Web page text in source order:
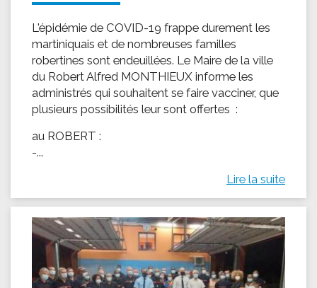
L'épidémie de COVID-19 frappe durement les
martiniquais et de nombreuses familles
robertines sont endeuillées. Le Maire de la ville
du Robert Alfred MONTHIEUX informe les
administrés qui souhaitent se faire vacciner, que
plusieurs possibilités leur sont offertes :
au ROBERT :
-...
Lire la suite